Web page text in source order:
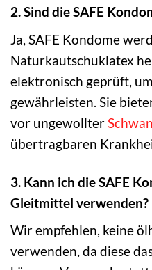
2. Sind die SAFE
Ja, SAFE Kondome
Naturkautschuklatex
elektronisch geprüft,
gewährleisten. Sie
vor ungewollter
übertragbaren
3. Kann ich die SAFE
Gleitmittel verwenden?
Wir empfehlen, keine
verwenden, da diese